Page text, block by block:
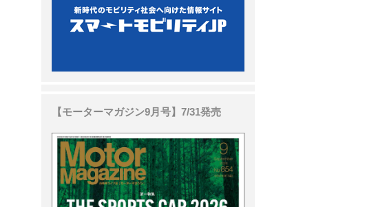
【モーターマガジン9月号】7/31発売